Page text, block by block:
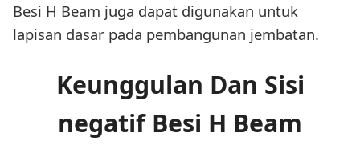
Besi H Beam juga dapat digunakan untuk
lapisan dasar pada pembangunan jembatan.
Keunggulan Dan Sisi
negatif Besi H Beam